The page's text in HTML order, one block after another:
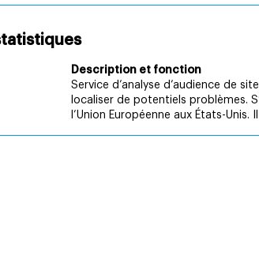
Description et fonction
Service d’analyse d’audience de
localiser de potentiels problèmes.
l’Union Européenne aux États-